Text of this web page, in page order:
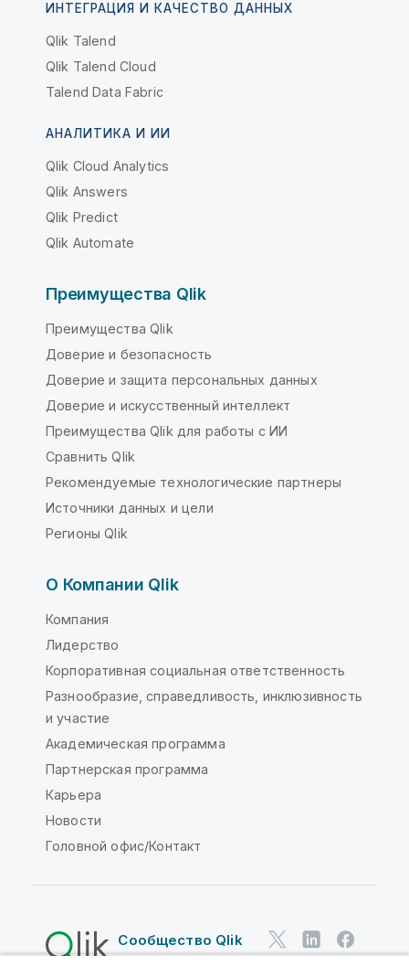
ИНТЕГРАЦИЯ И КАЧЕСТВО ДАННЫХ
Qlik Talend
Qlik Talend Cloud
Talend Data Fabric
АНАЛИТИКА И ИИ
Qlik Cloud Analytics
Qlik Answers
Qlik Predict
Qlik Automate
Преимущества Qlik
Преимущества Qlik
Доверие и безопасность
Доверие и защита персональных данных
Доверие и искусственный интеллект
Преимущества Qlik для работы с ИИ
Сравнить Qlik
Рекомендуемые технологические партнеры
Источники данных и цели
Регионы Qlik
О Компании Qlik
Компания
Лидерство
Корпоративная социальная ответственность
Разнообразие, справедливость, инклюзивность
и участие
Академическая программа
Партнерская программа
Карьера
Новости
Головной офис/Контакт
Сообщество Qlik